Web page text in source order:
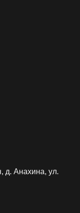
д. Анахина, ул.